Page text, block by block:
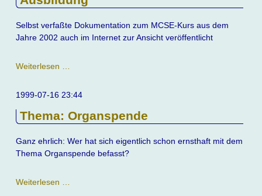
Selbst verfaßte Dokumentation zum MCSE-Kurs aus dem
Jahre 2002 auch im Internet zur Ansicht veröffentlicht
Weiterlesen …
MCSE-
1999-07-16 23:44
Thema: Organspende
Ganz ehrlich: Wer hat sich eigentlich schon ernsthaft mit dem
Thema Organspende befasst?
Weiterlesen …